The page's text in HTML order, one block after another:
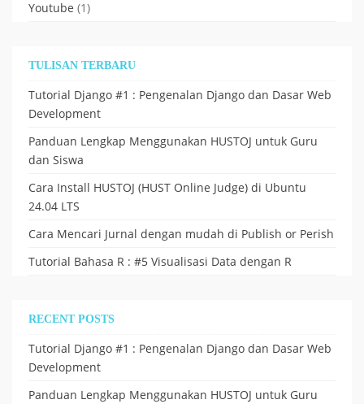
Youtube (1)
TULISAN TERBARU
Tutorial Django #1 : Pengenalan Django dan Dasar Web
Development
Panduan Lengkap Menggunakan HUSTOJ untuk Guru
dan Siswa
Cara Install HUSTOJ (HUST Online Judge) di Ubuntu
24.04 LTS
Cara Mencari Jurnal dengan mudah di Publish or Perish
Tutorial Bahasa R : #5 Visualisasi Data dengan R
RECENT POSTS
Tutorial Django #1 : Pengenalan Django dan Dasar Web
Development
Panduan Lengkap Menggunakan HUSTOJ untuk Guru